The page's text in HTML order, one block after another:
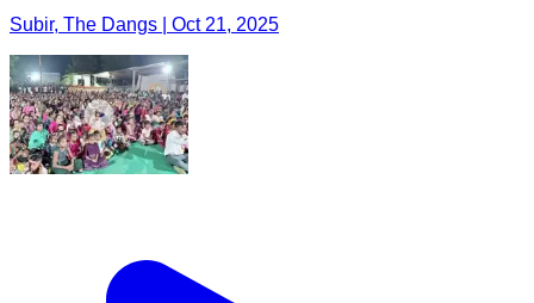
Subir, The Dangs | Oct 21, 2025